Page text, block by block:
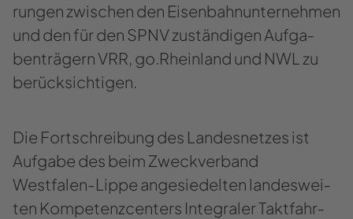
run­gen zwi­schen den Ei­sen­bahn­un­ter­neh­men
und den für den SPNV zu­stän­di­gen Auf­ga­
ben­trä­gern VRR, go.Rhein­land und NWL zu
be­rück­sich­ti­gen.
Die Fort­schrei­bung des Lan­des­net­zes ist
Auf­ga­be des beim Zweck­ver­band
Westfalen-​​Lippe an­ge­sie­del­ten lan­des­wei­
ten Kom­pe­tenz­cen­ters In­te­gra­ler Takt­fahr­